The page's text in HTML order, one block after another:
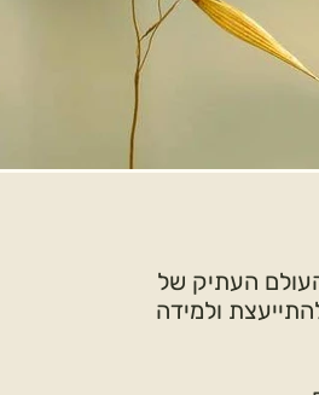
העתיק של
ולמידה